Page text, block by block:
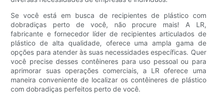
Se você está em busca de recipientes de plástico com
dobradiças perto de você, não procure mais! A LR,
fabricante e fornecedor líder de recipientes articulados de
plástico de alta qualidade, oferece uma ampla gama de
opções para atender às suas necessidades específicas. Quer
você precise desses contêineres para uso pessoal ou para
aprimorar suas operações comerciais, a LR oferece uma
maneira conveniente de localizar os contêineres de plástico
com dobradiças perfeitos perto de você.